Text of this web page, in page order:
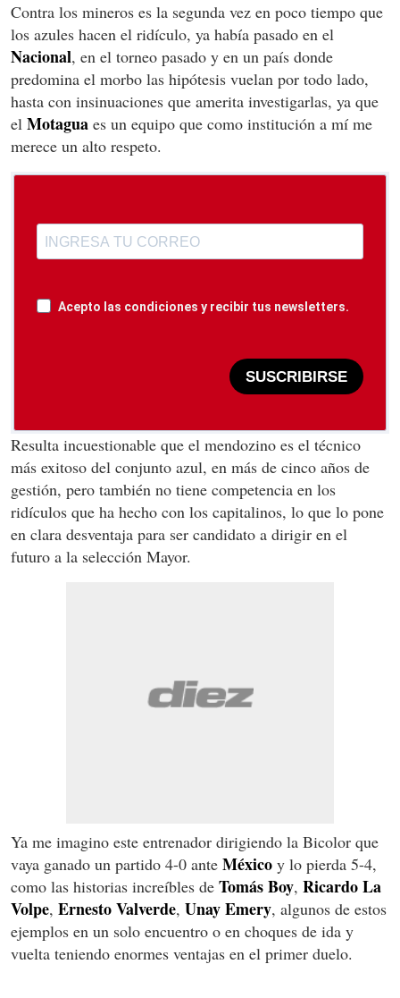
Contra los mineros es la segunda vez en poco tiempo que
los azules hacen el ridículo, ya había pasado en el
Nacional, en el torneo pasado y en un país donde
predomina el morbo las hipótesis vuelan por todo lado,
hasta con insinuaciones que amerita investigarlas, ya que
el Motagua es un equipo que como institución a mí me
merece un alto respeto.
Acepto las condiciones y recibir tus newsletters.
SUSCRIBIRSE
Resulta incuestionable que el mendozino es el técnico
más exitoso del conjunto azul, en más de cinco años de
gestión, pero también no tiene competencia en los
ridículos que ha hecho con los capitalinos, lo que lo pone
en clara desventaja para ser candidato a dirigir en el
futuro a la selección Mayor.
Ya me imagino este entrenador dirigiendo la Bicolor que
vaya ganado un partido 4-0 ante México y lo pierda 5-4,
como las historias increíbles de TomásBoy, RicardoLa
Volpe, ErnestoValverde, UnayEmery, algunos de estos
ejemplos en un solo encuentro o en choques de ida y
vuelta teniendo enormes ventajas en el primer duelo.